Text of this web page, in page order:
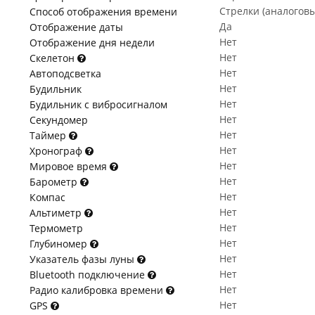
Способ отображения времени
Стрелки
Отображение даты
Да
Отображение дня недели
Нет
Скелетон
Нет
Автоподсветка
Нет
Будильник
Нет
Будильник с вибросигналом
Нет
Секундомер
Нет
Таймер
Нет
Хронограф
Нет
Мировое время
Нет
Барометр
Нет
Компас
Нет
Альтиметр
Нет
Термометр
Нет
Глубиномер
Нет
Указатель фазы луны
Нет
Bluetooth подключение
Нет
Радио калибровка времени
Нет
GPS
Нет